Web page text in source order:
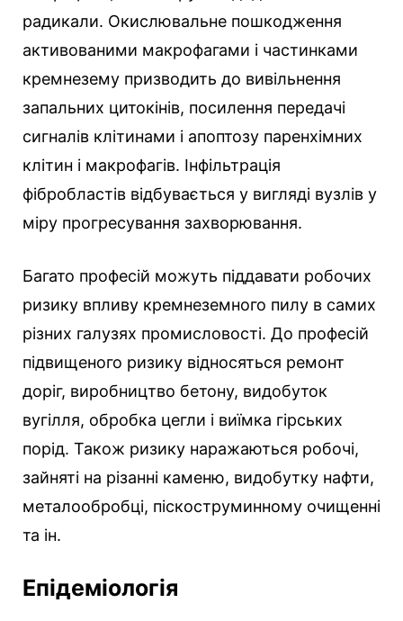
радикали. Окислювальне пошкодження
активованими макрофагами і частинками
кремнезему призводить до вивільнення
запальних цитокінів, посилення передачі
сигналів клітинами і апоптозу паренхімних
клітин і макрофагів. Інфільтрація
фібробластів відбувається у вигляді вузлів у
міру прогресування захворювання.
Багато професій можуть піддавати робочих
ризику впливу кремнеземного пилу в самих
різних галузях промисловості. До професій
підвищеного ризику відносяться ремонт
доріг, виробництво бетону, видобуток
вугілля, обробка цегли і виїмка гірських
порід. Також ризику наражаються робочі,
зайняті на різанні каменю, видобутку нафти,
металообробці, піскоструминному очищенні
та ін.
Епідеміологія